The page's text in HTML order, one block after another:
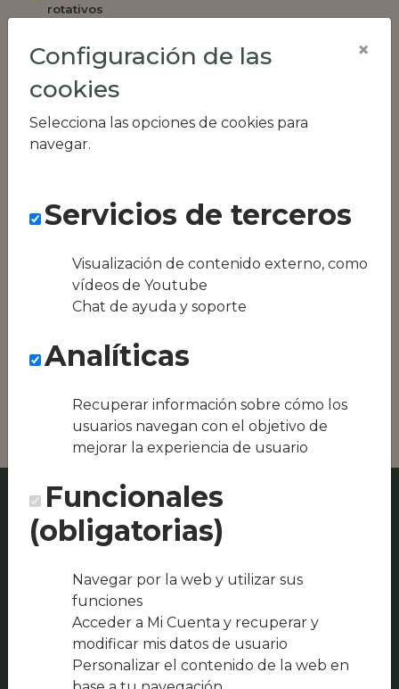
rotativos
semanalmente
Factura única
Acceso individual
RR.HH
equipos híbridos
Conseguimos la
oferta local de tu
ser Mesón Herrador
Configuración de las
cookies
Selecciona las opciones de cookies para
navegar.
×
Servicios de terceros
Visualización de contenido externo, como
vídeos de Youtube
Chat de ayuda y soporte
Analíticas
Recuperar información sobre cómo los
usuarios navegan con el objetivo de
mejorar la experiencia de usuario
Funcionales
(obligatorias)
Navegar por la web y utilizar sus
funciones
Acceder a Mi Cuenta y recuperar y
modificar mis datos de usuario
Personalizar el contenido de la web en